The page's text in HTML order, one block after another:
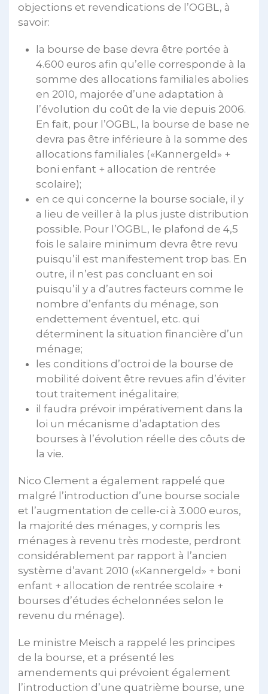
objections et revendications de l’OGBL, à
savoir:
la bourse de base devra être portée à
4.600 euros afin qu’elle corresponde à la
somme des allocations familiales abolies
en 2010, majorée d’une adaptation à
l’évolution du coût de la vie depuis 2006.
En fait, pour l’OGBL, la bourse de base ne
devra pas être inférieure à la somme des
allocations familiales («Kannergeld» +
boni enfant + allocation de rentrée
scolaire);
en ce qui concerne la bourse sociale, il y
a lieu de veiller à la plus juste distribution
possible. Pour l’OGBL, le plafond de 4,5
fois le salaire minimum devra être revu
puisqu’il est manifestement trop bas. En
outre, il n’est pas concluant en soi
puisqu’il y a d’autres facteurs comme le
nombre d’enfants du ménage, son
endettement éventuel, etc. qui
déterminent la situation financière d’un
ménage;
les conditions d’octroi de la bourse de
mobilité doivent être revues afin d’éviter
tout traitement inégalitaire;
il faudra prévoir impérativement dans la
loi un mécanisme d’adaptation des
bourses à l’évolution réelle des côuts de
la vie.
Nico Clement a également rappelé que
malgré l’introduction d’une bourse sociale
et l’augmentation de celle-ci à 3.000 euros,
la majorité des ménages, y compris les
ménages à revenu très modeste, perdront
considérablement par rapport à l’ancien
système d’avant 2010 («Kannergeld» + boni
enfant + allocation de rentrée scolaire +
bourses d’études échelonnées selon le
revenu du ménage).
Le ministre Meisch a rappelé les principes
de la bourse, et a présenté les
amendements qui prévoient également
l’introduction d’une quatrième bourse, une